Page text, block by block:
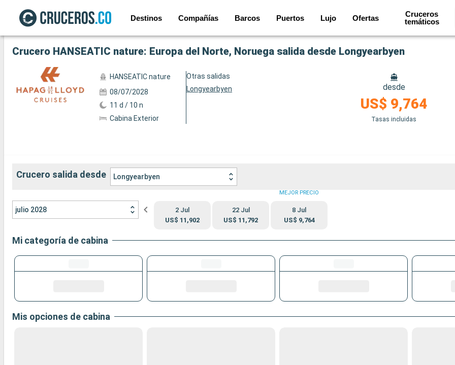
Destinos Compañías Barcos Puertos Lujo Ofertas
Cruceros
temáticos
Ver las 20 fotos siguientes
Crucero HANSEATIC nature: Europa del Norte, Noruega salida desde Longyearbyen
HANSEATIC nature
08/07/2028
11 d / 10 n
Cabina Exterior
Otras salidas
Longyearbyen
desde
US$ 9,764
Tasas incluidas
Crucero salida desde Longyearbyen
julio 2028
2 Jul
US$ 11,902
22 Jul
US$ 11,792
MEJOR PRECIO
8 Jul
US$ 9,764
Mi categoría de cabina
Mis opciones de cabina